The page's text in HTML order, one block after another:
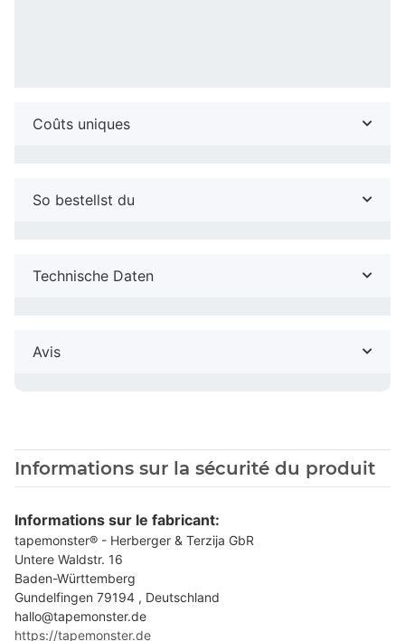
Coûts uniques
So bestellst du
Technische Daten
Avis
Informations sur la sécurité du produit
Informations sur le fabricant:
tapemonster® - Herberger & Terzija GbR
Untere Waldstr. 16
Baden-Württemberg
Gundelfingen 79194 , Deutschland
hallo@tapemonster.de
https://tapemonster.de